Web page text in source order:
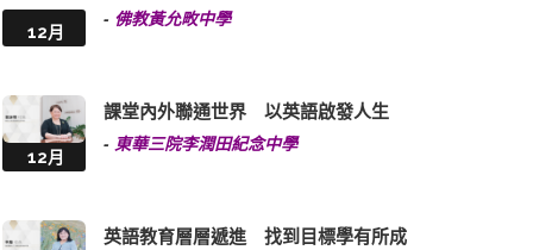
12月
- 佛教黃允畋中學
12月
課堂內外聯通世界 以英語啟發人生
- 東華三院李潤田紀念中學
英語教育層層遞進 找到目標學有所成